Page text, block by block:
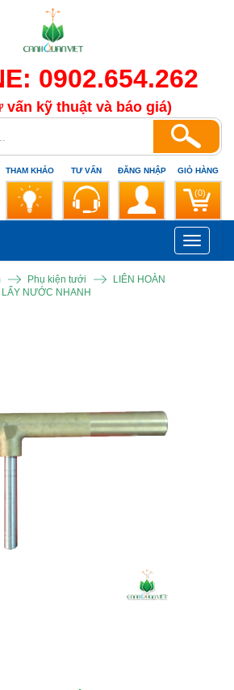
0902.654.262
vấn kỹ thuật và báo giá)
THAM KHẢO TƯ VẤN ĐĂNG NHẬP GIỎ HÀNG
(0)
Toggle
Phụ kiện tưới
LIÊN HOÀN
LẤY NƯỚC NHANH